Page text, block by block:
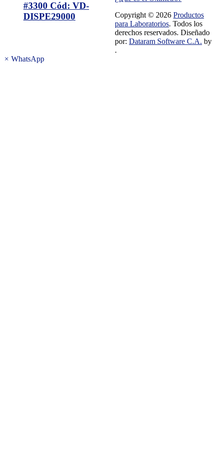
#3300 Cód: VD-
DISPE29000
Copyright © 2026Productos
para Laboratorios. Todos los
derechos reservados. Diseñado
por:Dataram Software C.A. by
.
× WhatsApp